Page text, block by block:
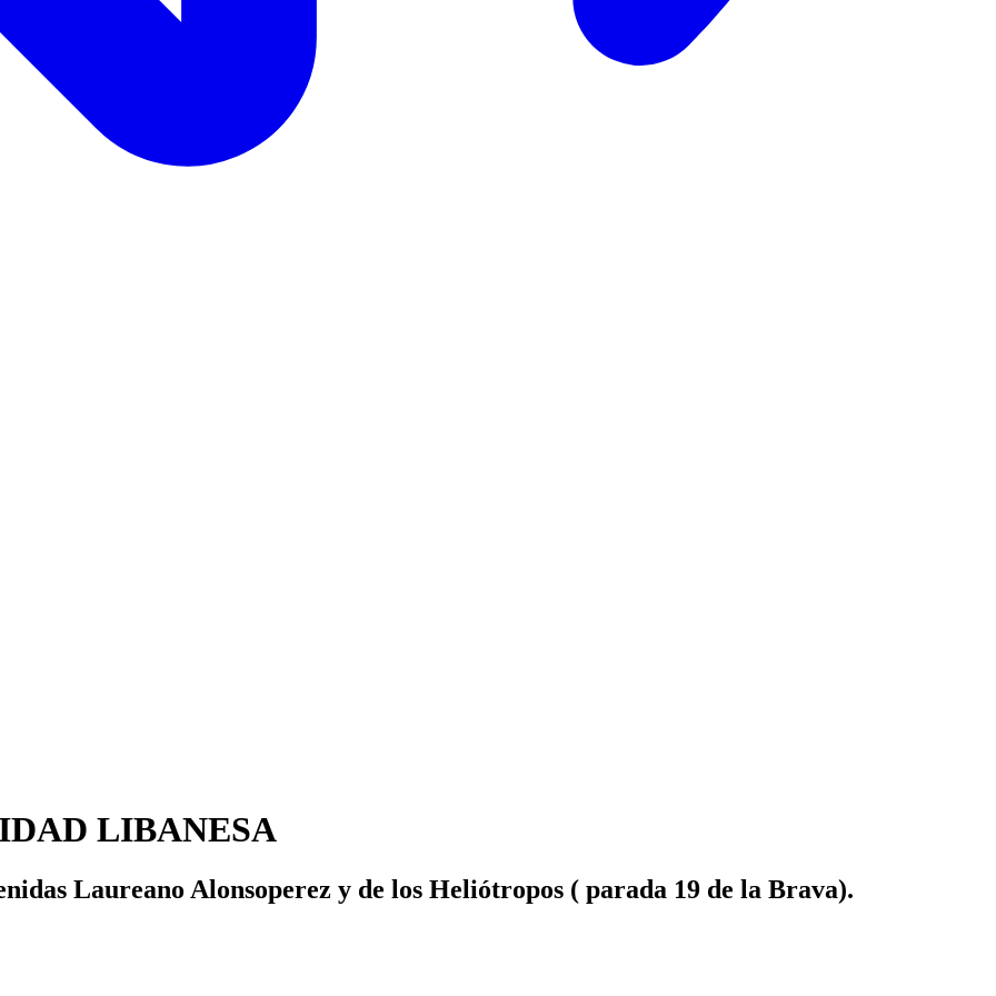
LIBANESA
Laureano Alonsoperez y de los Heliótropos ( parada 19 de la Brava).